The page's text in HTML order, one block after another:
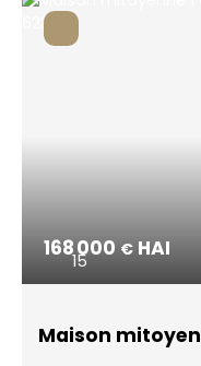
168 000 € HAI
15
Maison